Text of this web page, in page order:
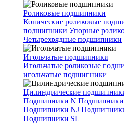
Роликовые подшипники
Конические роликовые
подшипники Упорные
Четырехрядные подшипники
Игольчатые подшипники
Игольчатые роликовые
игольчатые подшипники
Цилиндрические
Подшипники N
Подшипники NJ
Подшипники SL